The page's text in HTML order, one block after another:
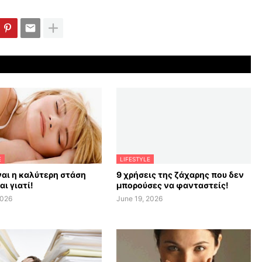
η καλύτερη στάση
γιατί!
LIFESTYLE
9 χρήσεις της ζάχαρης που δεν
μπορούσες να φανταστείς!
June 19, 2026